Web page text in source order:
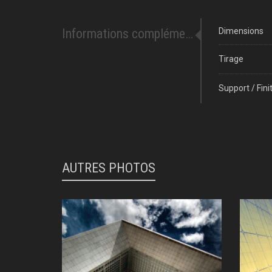
Informations complémentaires Dimensions
Tirage
Support /
AUTRES PHOTOS